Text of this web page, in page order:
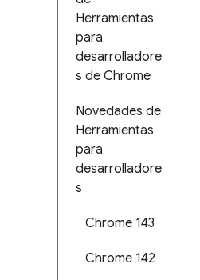
Herramientas
para
desarrolladore
s de Chrome
Novedades de
Herramientas
para
desarrolladore
s
Chrome 143
Chrome 142